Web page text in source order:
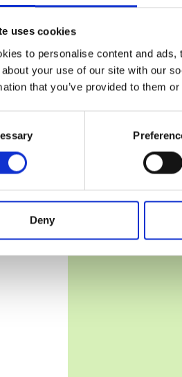
uses cookies
to personalise content and
your use of our site with our
that you’ve provided to them
Deny